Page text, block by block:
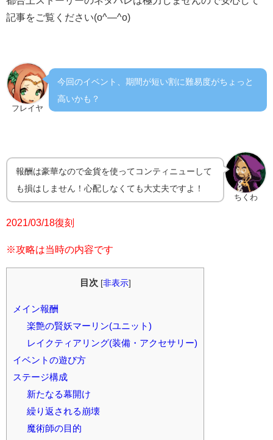
記事をご覧ください(o^―^o)
フレイヤ
今回のイベント、期間が短い割に難易度がちょっと
高いかも？
ちくわ
報酬は豪華なので金貨を使ってコンティニューして
も損はしません！心配しなくても大丈夫ですよ！
2021/03/18復刻
※攻略は当時の内容です
目次 [非表示]
メイン報酬
楽艶の賢妖マーリン(ユニット)
レイクティアリング(装備・アクセサリー)
イベントの遊び方
ステージ構成
新たなる幕開け
繰り返される崩壊
魔術師の目的